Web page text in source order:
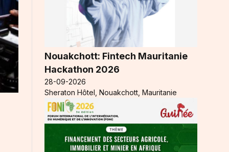
Nouakchott: Fintech Mauritanie
Hackathon 2026
28-09-2026
Sheraton Hôtel, Nouakchott, Mauritanie